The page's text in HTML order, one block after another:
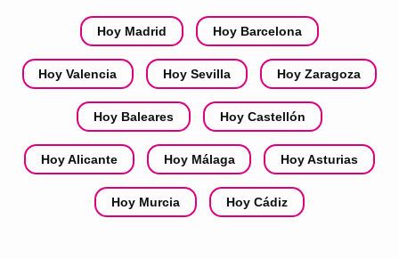
Hoy Madrid Hoy Barcelona
Hoy Valencia Hoy Sevilla Hoy Zaragoza
Hoy Baleares Hoy Castellón
Hoy Alicante Hoy Málaga Hoy Asturias
Hoy Murcia Hoy Cádiz